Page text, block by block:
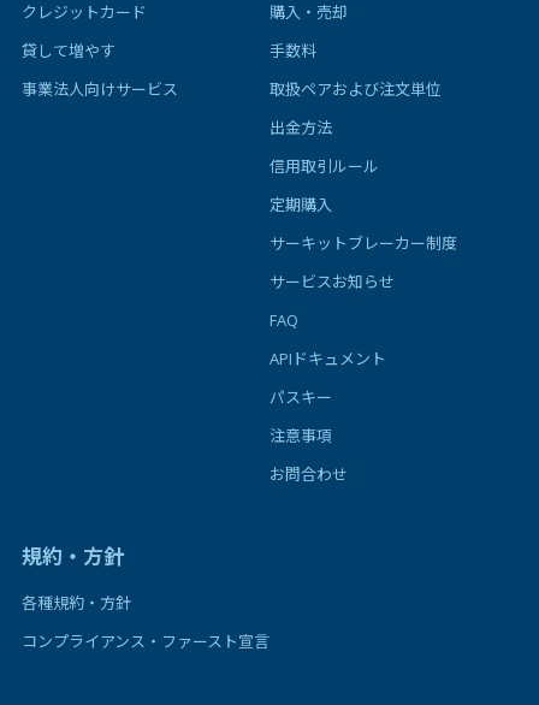
クレジットカード
貸して増やす
事業法人向けサービス
購入・売却
手数料
取扱ペアおよび注文単位
出金方法
信用取引ルール
定期購入
サーキットブレーカー制度
サービスお知らせ
FAQ
APIドキュメント
パスキー
注意事項
お問合わせ
規約・方針
各種規約・方針
コンプライアンス・ファースト宣言